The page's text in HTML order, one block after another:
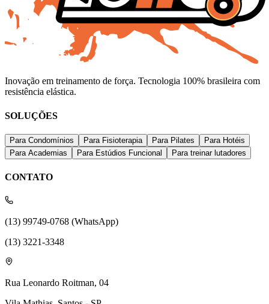
Inovação em treinamento de força. Tecnologia 100% brasileira com
resistência elástica.
SOLUÇÕES
Para Condomínios Para Fisioterapia Para Pilates
Para Hotéis
Para Academias
Para Estúdios Funcional Para treinar lutadores
CONTATO
(13) 99749-0768 (WhatsApp)
(13) 3221-3348
Rua Leonardo Roitman, 04